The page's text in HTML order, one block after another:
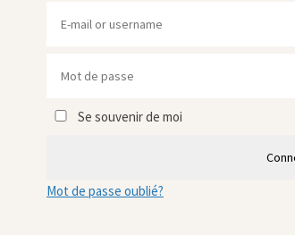
Se souvenir de moi
Mot de passe oublié?